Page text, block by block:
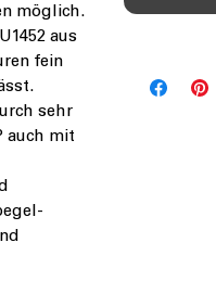
möglich.
aus
fein
sehr
auch mit